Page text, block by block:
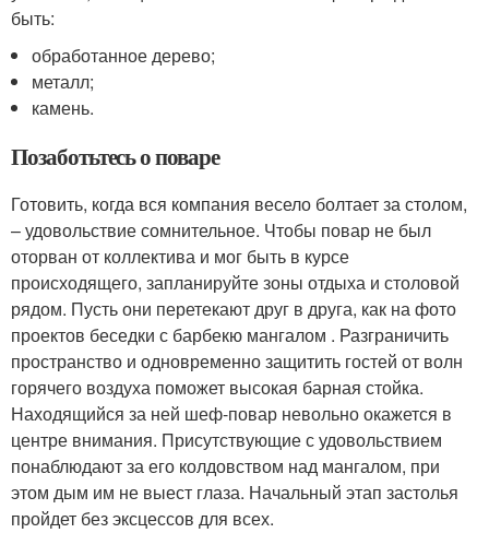
быть:
обработанное дерево;
металл;
камень.
Позаботьтесь о поваре
Готовить, когда вся компания весело болтает за столом,
– удовольствие сомнительное. Чтобы повар не был
оторван от коллектива и мог быть в курсе
происходящего, запланируйте зоны отдыха и столовой
рядом. Пусть они перетекают друг в друга, как на фото
проектов беседки с барбекю мангалом . Разграничить
пространство и одновременно защитить гостей от волн
горячего воздуха поможет высокая барная стойка.
Находящийся за ней шеф-повар невольно окажется в
центре внимания. Присутствующие с удовольствием
понаблюдают за его колдовством над мангалом, при
этом дым им не выест глаза. Начальный этап застолья
пройдет без эксцессов для всех.